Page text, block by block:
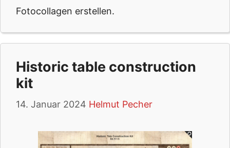
Fotocollagen erstellen.
Historic table construction
kit
14. Januar 2024 Helmut Pecher